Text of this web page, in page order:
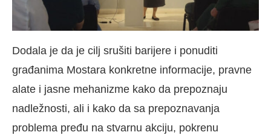
Dodala je da je cilj srušiti barijere i ponuditi
građanima Mostara konkretne informacije, pravne
alate i jasne mehanizme kako da prepoznaju
nadležnosti, ali i kako da sa prepoznavanja
problema pređu na stvarnu akciju, pokrenu